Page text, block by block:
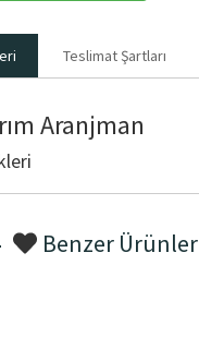
Teslimat Şartları
Aranjman
Benzer Ürünler